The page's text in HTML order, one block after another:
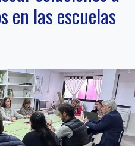
en las escuelas